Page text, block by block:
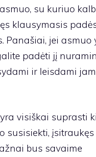
su kuriuo
klausymasis
Panašiai, jei asmuo
padėti jį
ir leisdami
visiškai suprasti
susisiekti, įsitraukęs
bus savaime